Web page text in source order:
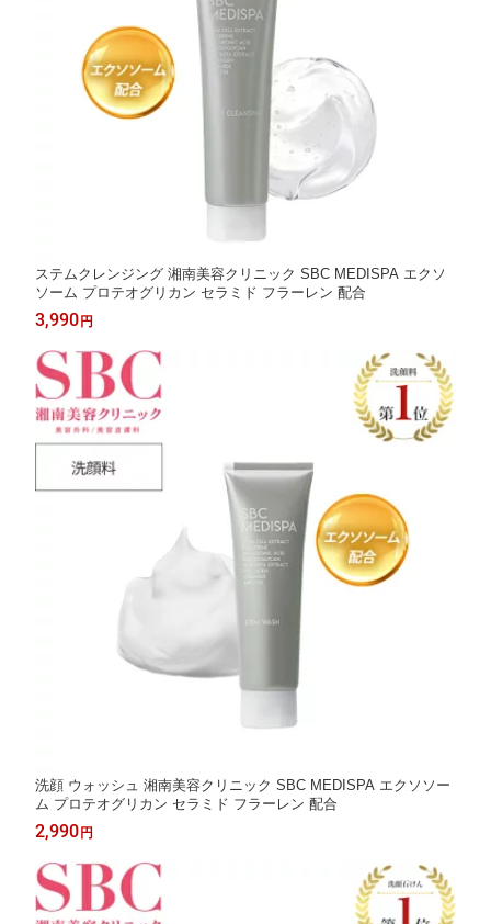
ステムクレンジング 湘南美容クリニック SBC MEDISPA エクソ
ソーム プロテオグリカン セラミド フラーレン 配合
3,990 円
洗顔 ウォッシュ 湘南美容クリニック SBC MEDISPA エクソソー
ム プロテオグリカン セラミド フラーレン 配合
2,990 円